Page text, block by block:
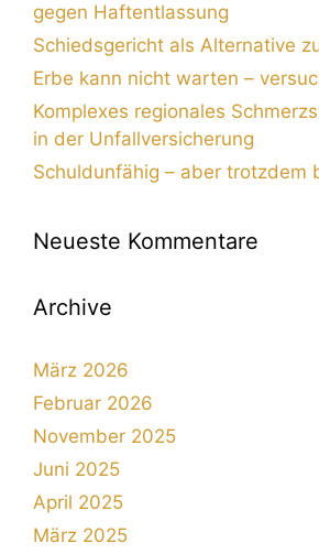
gegen Haftentlassung
Schiedsgericht als Alternative
Erbe kann nicht warten –
Komplexes regionales
in der Unfallversicherung
Schuldunfähig – aber trotzdem
Neueste Kommentare
Archive
März 2026
Februar 2026
November 2025
Juni 2025
April 2025
März 2025